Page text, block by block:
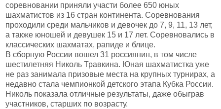
соревновании приняли участи более 650 юных
шахматистов из 16 стран континента. Соревнования
проходили среди мальчиков и девочек до 7, 9, 11, 13 лет,
а также юношей и девушек 15 и 17 лет. Соревновались в
классических шахматах, рапиде и блице.
В сборную России вошел 31 россиянин, в том числе
шестилетняя Николь Травкина. Юная шахматистка уже
не раз занимала призовые места на крупных турнирах, а
недавно стала чемпионкой детского этапа Кубка России.
Николь показала отличные результаты, даже обыграв
участников, старших по возрасту.